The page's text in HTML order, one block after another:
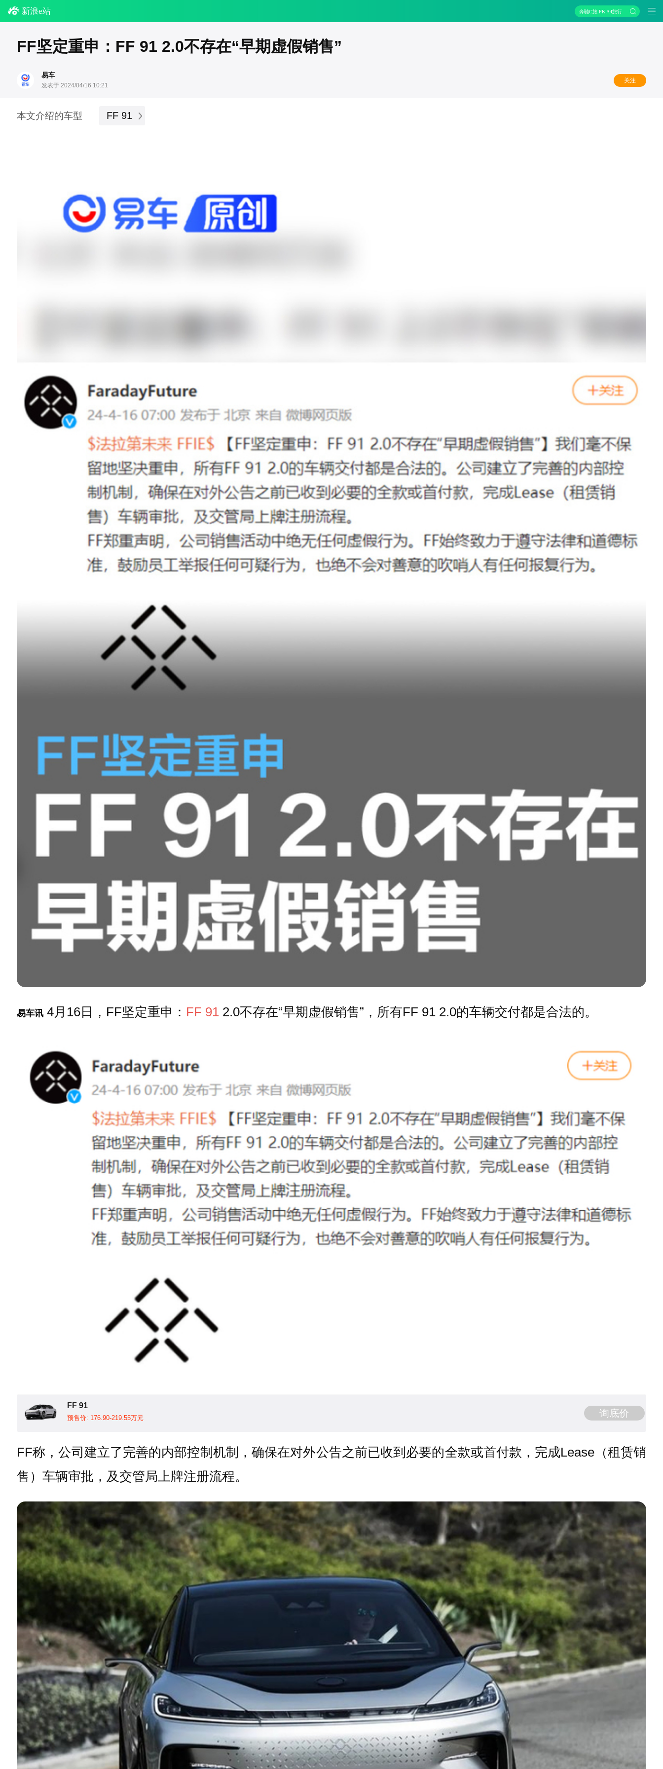
新浪e站 奔驰C旅 PK A4旅行
FF坚定重申：FF 91 2.0不存在“早期虚假销售”
易车
发表于 2024/04/16 10:21
关注
本文介绍的车型 FF 91
易车讯 4月16日，FF坚定重申： FF 91 2.0不存在“早期虚假销售”，所有FF 91 2.0的车辆交付都是合法的。
FF 91
预售价: 176.90-219.55万元 询底价
FF称，公司建立了完善的内部控制机制，确保在对外公告之前已收到必要的全款或首付款，完成Lease（租赁销
售）车辆审批，及交管局上牌注册流程。